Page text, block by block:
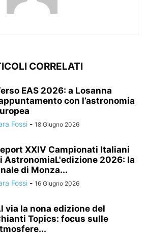
CORRELATI
EAS 2026: a Losanna
con l’astronomia
Fossi - 18 Giugno 2026
XXIV Campionati Italiani
AstronomiaL'edizione 2026: la
di Monza...
Fossi - 16 Giugno 2026
via la nona edizione del
Topics: focus sulle